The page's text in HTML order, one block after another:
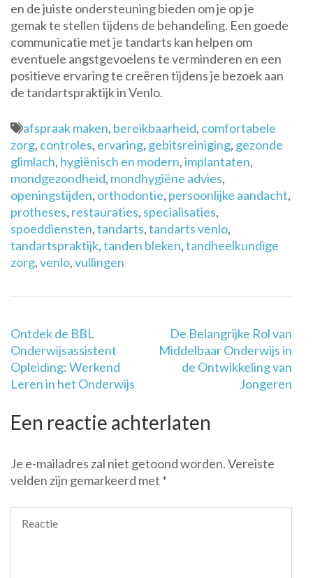
en de juiste ondersteuning bieden om je op je
gemak te stellen tijdens de behandeling. Een goede
communicatie met je tandarts kan helpen om
eventuele angstgevoelens te verminderen en een
positieve ervaring te creëren tijdens je bezoek aan
de tandartspraktijk in Venlo.
afspraak maken, bereikbaarheid, comfortabele
zorg, controles, ervaring, gebitsreiniging, gezonde
glimlach, hygiënisch en modern,implantaten,
mondgezondheid, mondhygiëne advies,
openingstijden, orthodontie, persoonlijke aandacht,
protheses, restauraties, specialisaties,
spoeddiensten,tandarts,tandarts venlo,
tandartspraktijk,tanden bleken,tandheelkundige
zorg,venlo,vullingen
Berichtnavigatie
Ontdek de BBL
Onderwijsassistent
Opleiding: Werkend
Leren in het Onderwijs
De Belangrijke Rol van
Middelbaar Onderwijs in
de Ontwikkeling van
Jongeren
Een reactie achterlaten
Je e-mailadres zal niet getoond worden.Vereiste
velden zijn gemarkeerd met *